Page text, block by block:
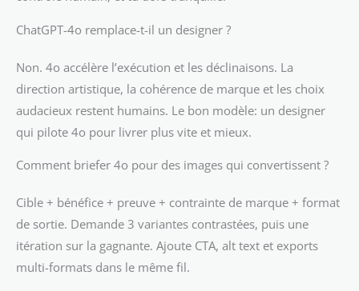
ChatGPT-4o remplace-t-il un designer ?
Non. 4o accélère l’exécution et les déclinaisons. La
direction artistique, la cohérence de marque et les choix
audacieux restent humains. Le bon modèle: un designer
qui pilote 4o pour livrer plus vite et mieux.
Comment briefer 4o pour des images qui convertissent ?
Cible + bénéfice + preuve + contrainte de marque + format
de sortie. Demande 3 variantes contrastées, puis une
itération sur la gagnante. Ajoute CTA, alt text et exports
multi-formats dans le même fil.